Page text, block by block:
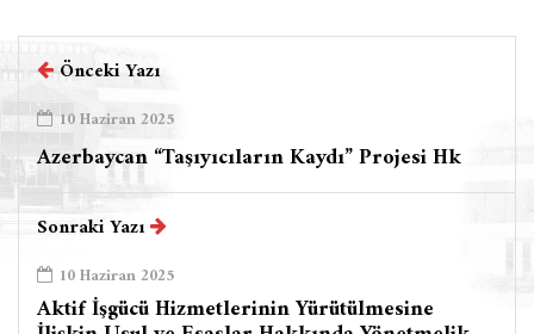
Önceki Yazı
10 Haziran 2025
Azerbaycan “Taşıyıcıların Kaydı” Projesi Hk
Sonraki Yazı
10 Haziran 2025
Aktif İşgücü Hizmetlerinin Yürütülmesine